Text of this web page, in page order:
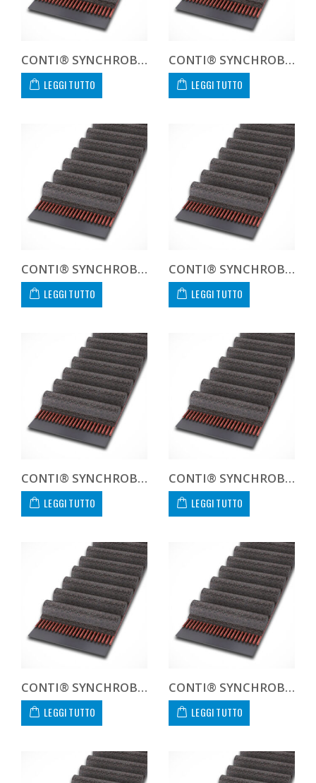
CONTI® SYNCHROBELT 135L100
LEGGI TUTTO
CONTI® SYNCHROBELT 1400H100
LEGGI TUTTO
CONTI® SYNCHROBELT 150L100
LEGGI TUTTO
CONTI® SYNCHROBELT 1700H100
LEGGI TUTTO
CONTI® SYNCHROBELT 173L100
LEGGI TUTTO
CONTI® SYNCHROBELT 187L100
LEGGI TUTTO
CONTI® SYNCHROBELT 210L100
LEGGI TUTTO
CONTI® SYNCHROBELT 225L100
LEGGI TUTTO